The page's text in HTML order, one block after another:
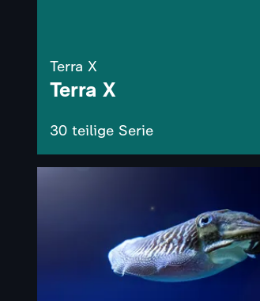
Terra X
Terra X
30 teilige Serie